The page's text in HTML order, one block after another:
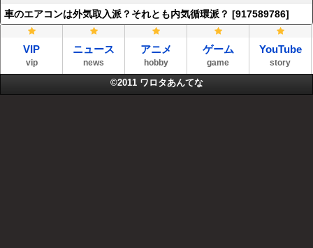
車のエアコンは外気取入派？それとも内気循環派？ [917589786]
VIP
vip
ニュース
news
アニメ
hobby
ゲーム
game
YouTube
story
©2011 ワロタあんてな